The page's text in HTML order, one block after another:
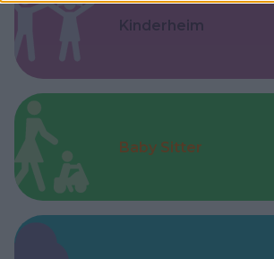
Kinderheim
Baby Sitter